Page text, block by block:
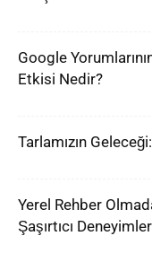
Google
Etkisi Nedir?
Tarlamızın
Yerel Rehber
Şaşırtıcı Deneyimler